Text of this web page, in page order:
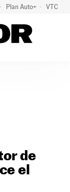
Plan Auto+ VTC
de
el